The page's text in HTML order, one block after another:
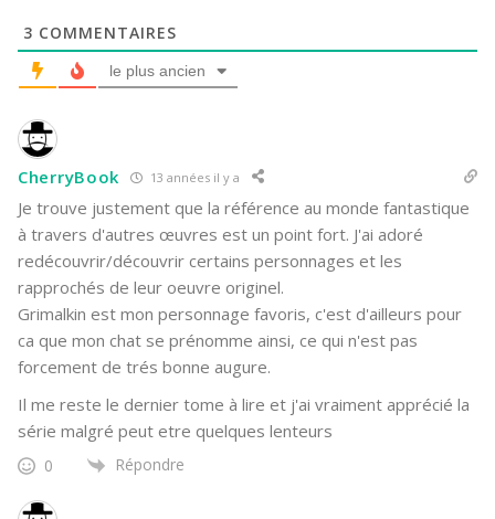
3 COMMENTAIRES
le plus ancien
CherryBook 13 années il y a
Je trouve justement que la référence au monde fantastique
à travers d'autres œuvres est un point fort. J'ai adoré
redécouvrir/découvrir certains personnages et les
rapprochés de leur oeuvre originel.
Grimalkin est mon personnage favoris, c'est d'ailleurs pour
ca que mon chat se prénomme ainsi, ce qui n'est pas
forcement de trés bonne augure.
Il me reste le dernier tome à lire et j'ai vraiment apprécié la
série malgré peut etre quelques lenteurs
0 Répondre